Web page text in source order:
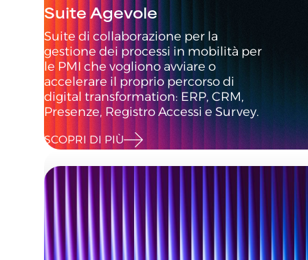
Suite Agevole
Suite di collaborazione per la
gestione dei processi in mobilità per
le PMI che vogliono avviare o
accelerare il proprio percorso di
digital transformation: ERP, CRM,
Presenze, Registro Accessi e Survey.
SCOPRI DI PIÙ